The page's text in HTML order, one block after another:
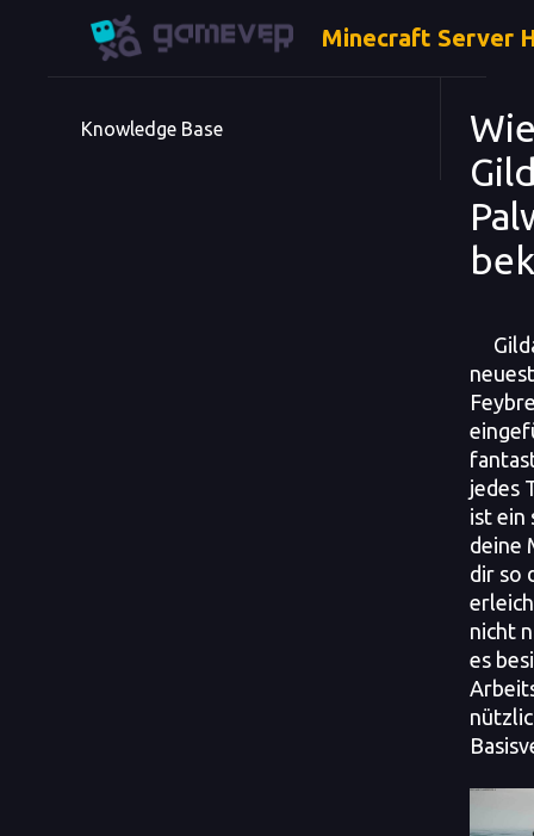
Minecraft Server
Knowledge Base
jedes
ist ein
deine
dir so
nicht
es